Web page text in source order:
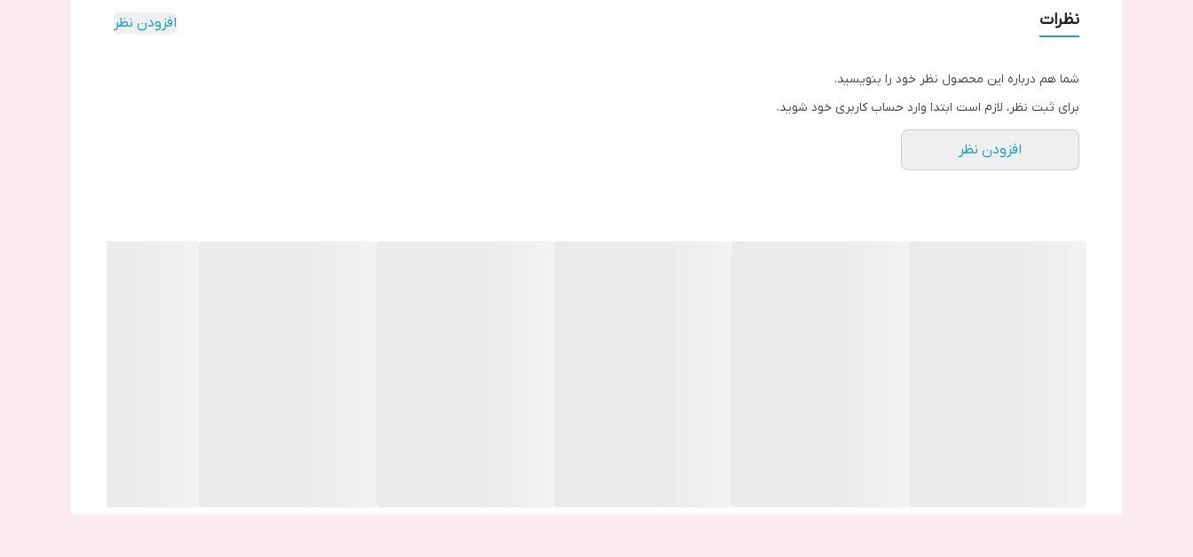
بنابر این اگر به دلایلی نیاز به تعویض قاب و درب پشت گوشی خود دارید حتما از کیفیت اصلی و اورجینال آن خریداری کنید تا بطور کامل با گوشی شما مطابقت داشته باشد .
یکی از گوشی‌ هایی برند سامسونگ، گوشی Galaxy A21s می‌باشد. درب این گوشی از جنس پلاستیک است.
نظرات افزودن نظر
شما هم درباره این محصول نظر خود را بنویسید.
برای ثبت نظر، لازم است ابتدا وارد حساب کاربری خود شوید.
افزودن نظر